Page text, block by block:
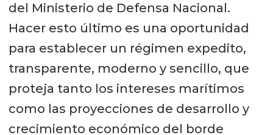
del Ministerio de Defensa Nacional.
Hacer esto último es una oportunidad
para establecer un régimen expedito,
transparente, moderno y sencillo, que
proteja tanto los intereses marítimos
como las proyecciones de desarrollo y
crecimiento económico del borde